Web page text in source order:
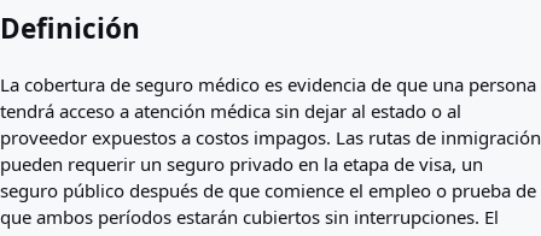
Dificultad de vías
Comparación de países
Definición
La cobertura de seguro médico es evidencia de que una persona
tendrá acceso a atención médica sin dejar al estado o al
proveedor expuestos a costos impagos. Las rutas de inmigración
pueden requerir un seguro privado en la etapa de visa, un
seguro público después de que comience el empleo o prueba de
que ambos períodos estarán cubiertos sin interrupciones. El